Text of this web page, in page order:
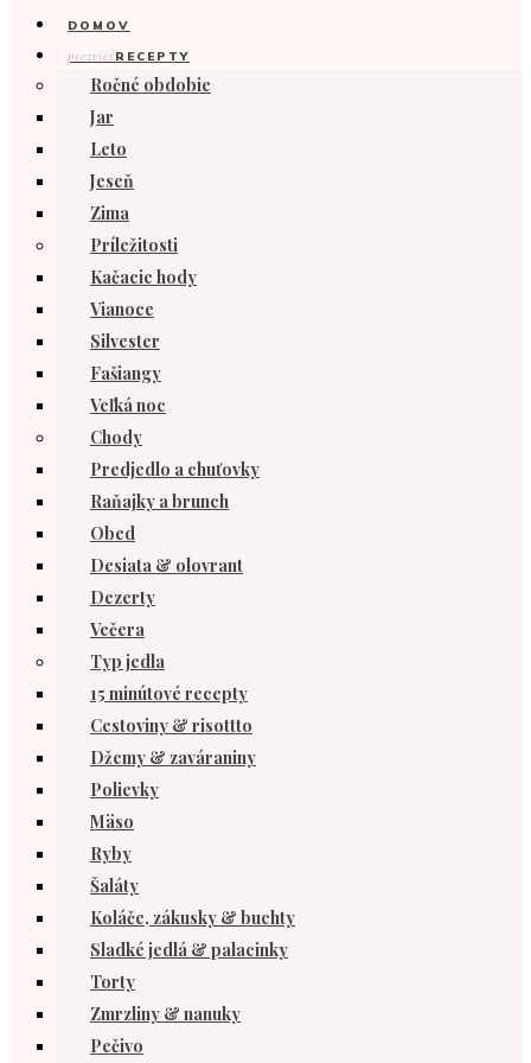
DOMOV
prezrieťRECEPTY
Ročné obdobie
Jar
Leto
Jeseň
Zima
Príležitosti
Kačacie hody
Vianoce
Silvester
Fašiangy
Veľká noc
Chody
Predjedlo a chuťovky
Raňajky a brunch
Obed
Desiata & olovrant
Dezerty
Večera
Typ jedla
15 minútové recepty
Cestoviny & risottto
Džemy & zaváraniny
Polievky
Mäso
Ryby
Šaláty
Koláče, zákusky & buchty
Sladké jedlá & palacinky
Torty
Zmrzliny & nanuky
Pečivo